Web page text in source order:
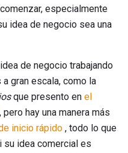
especialmente
idea de negocio sea una
de negocio trabajando
gran escala, como la
que presento en el
, pero hay una manera más
inicio rápido , todo lo que
su idea comercial es